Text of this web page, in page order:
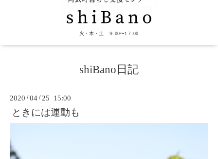
火・木・土 ９:00〜1７:00
shiBano日記
2020 /04 / 25 15:00
ときには運動も